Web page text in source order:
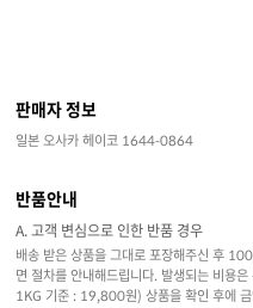
판매자 정보
일본 오사카 헤이코 1644-0864
반품안내
A. 고객 변심으로 인한 반품 경우
배송 받은 상품을 그대로 포장해주신 후
면 절차를 안내해드립니다. 발생되는 비용
1KG 기준 : 19,800원) 상품을 확인 후에